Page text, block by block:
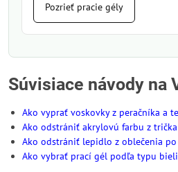
Pozrieť pracie gély
Súvisiace návody na
Ako vyprať voskovky z peračníka a
Ako odstrániť akrylovú farbu z
Ako odstrániť lepidlo z oblečenia
Ako vybrať prací gél podľa typu